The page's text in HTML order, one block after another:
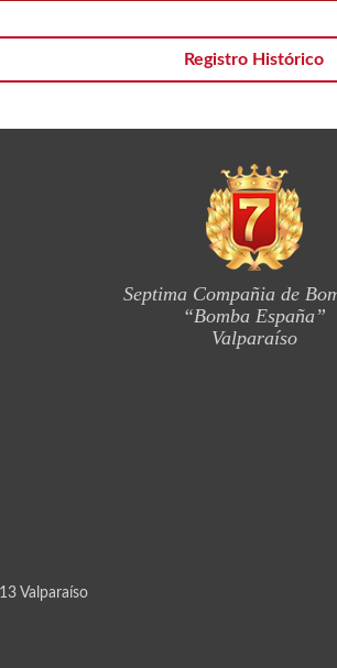
Registro Histórico
Septima Compañia de
“Bomba España”
Valparaíso
Valparaíso